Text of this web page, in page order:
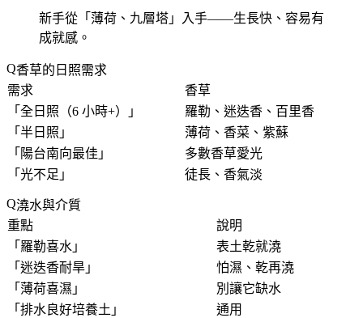
新手從「 薄荷、九層塔 」入手——生長快、容易有
成就感。
香草的日照需求
需求
香草
「 全日照（6 小時+） 」
羅勒、迷迭香、百里香
「 半日照 」
薄荷、香菜、紫蘇
「 陽台南向最佳 」
多數香草愛光
「 光不足 」 徒長、香氣淡
澆水與介質
重點
說明
「 羅勒喜水 」
表土乾就澆
「 迷迭香耐旱 」
怕濕、乾再澆
「 薄荷喜濕 」
別讓它缺水
「 排水良好培養土 」 通用